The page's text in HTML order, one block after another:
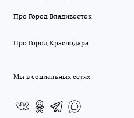
Про Город Владивосток
Про Город Краснодара
Мы в социальных сетях